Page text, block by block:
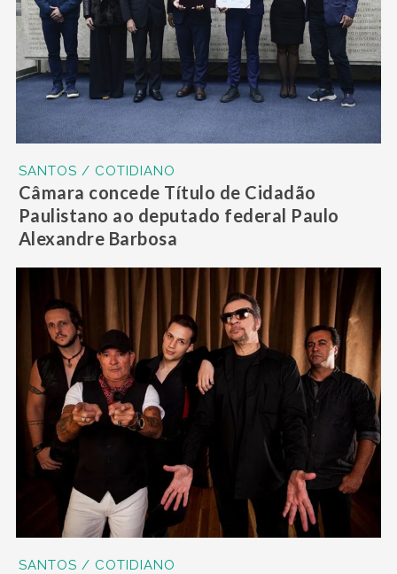
SANTOS / COTIDIANO
Câmara concede Título de Cidadão
Paulistano ao deputado federal Paulo
Alexandre Barbosa
SANTOS / COTIDIANO